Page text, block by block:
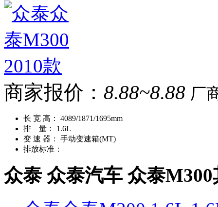
商家报价： 8.88~8.88 厂
长 宽 高：
4089/1871/1695mm
排 量：
1.6L
变 速 器：
手动变速箱(MT)
排放标准：
众泰 众泰汽车 众泰